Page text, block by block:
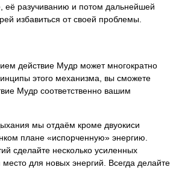
её разучиванию и потом дальнейшей
избавиться от своей проблемы.
действие Мудр может многократно
этого механизма, вы сможете
Мудр соответственно вашим
мы отдаём кроме двуокиси
плане «испорченную» энергию.
сделайте несколько усиленных
для новых энергий. Всегда делайте